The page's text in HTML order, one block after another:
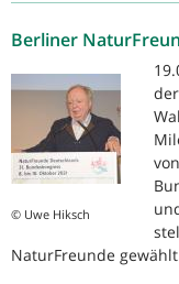
Berliner
© Uwe Hiksch
NaturFreunde